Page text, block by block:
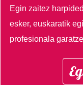
Egin zaitez
esker, euskaratik
profesionala